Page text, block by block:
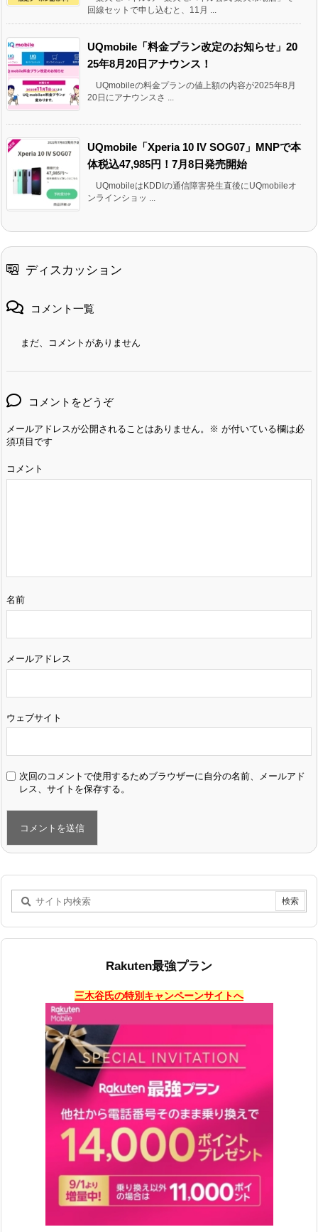
回線セットで申し込むと、11月 ...
UQmobile「料金プラン改定のお知らせ」20
25年8月20日アナウンス！
UQmobileの料金プランの値上額の内容が2025年8月
20日にアナウンスさ ...
UQmobile「Xperia 10 IV SOG07」MNPで本
体税込47,985円！7月8日発売開始
UQmobileはKDDIの通信障害発生直後にUQmobileオ
ンラインショッ ...
ディスカッション
コメント一覧
まだ、コメントがありません
コメントをどうぞ
メールアドレスが公開されることはありません。 ※ が付いている欄は必
須項目です
コメント
名前
メールアドレス
ウェブサイト
次回のコメントで使用するためブラウザーに自分の名前、メールアド
レス、サイトを保存する。
Rakuten最強プラン
三木谷氏の特別キャンペーンサイトへ